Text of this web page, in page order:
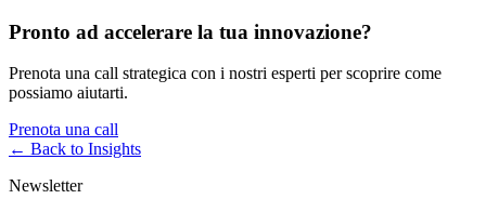
Pronto ad accelerare la tua innovazione?
Prenota una call strategica con i nostri esperti per scoprire come
possiamo aiutarti.
Prenota una call
← Back to Insights
Newsletter